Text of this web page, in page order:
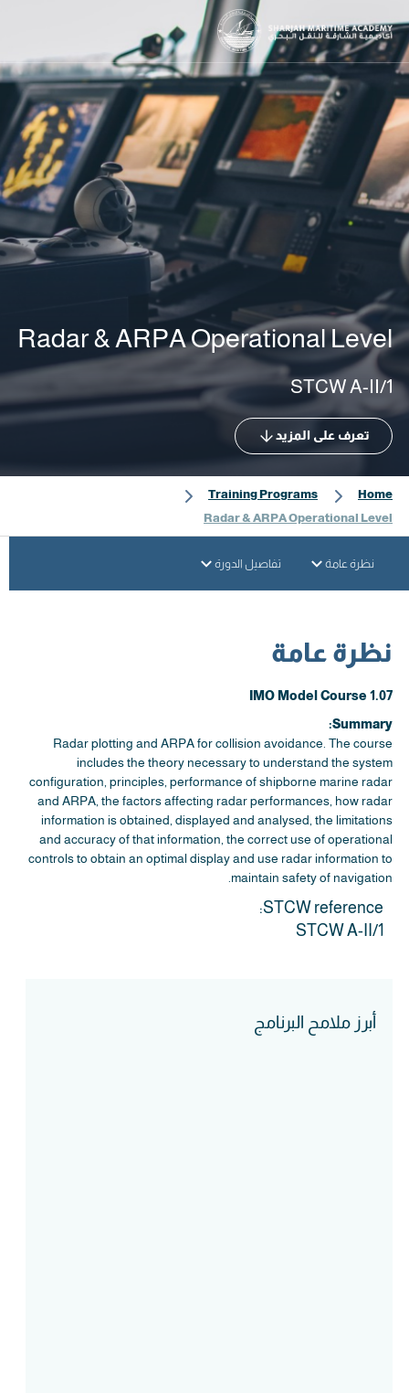
Radar & ARPA Operational Level
STCW A-II/1
تعرف على المزيد
Home
Training Programs
Radar & ARPA Operational Level
نظرة عامة تفاصيل الدورة
نظرة عامة
IMO Model Course 1.07
Summary:
Radar plotting and ARPA for collision avoidance. The course
includes the theory necessary to understand the system
configuration, principles, performance of shipborne marine radar
and ARPA, the factors affecting radar performances, how radar
information is obtained, displayed and analysed, the limitations
and accuracy of that information, the correct use of operational
controls to obtain an optimal display and use radar information to
maintain safety of navigation.
STCW reference:
STCW A-II/1
أبرز ملامح البرنامج